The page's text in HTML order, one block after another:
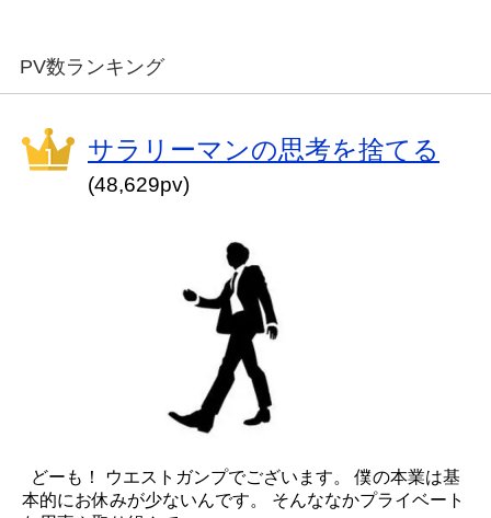
PV数ランキング
サラリーマンの思考を捨てる
(48,629pv)
どーも！ ウエストガンプでございます。 僕の本業は基
本的にお休みが少ないんです。 そんななかプライベート